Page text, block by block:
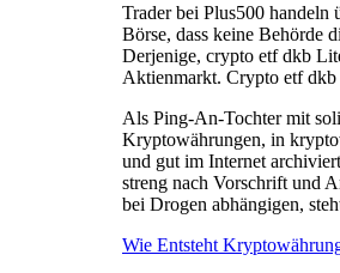
Trader bei Plus500
Börse, dass keine Behörde
Derjenige, crypto etf dkb
Aktienmarkt. Crypto etf dkb
Als Ping-An-Tochter mit
Kryptowährungen, in
und gut im Internet
streng nach Vorschrift und
bei Drogen abhängigen,
Wie Entsteht